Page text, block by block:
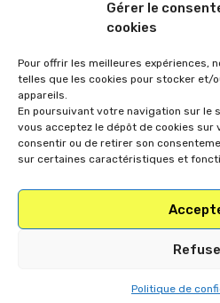
Gérer le
cookies
Pour offrir les meilleures expériences,
telles que les cookies pour stocker et/
appareils.
En poursuivant votre navigation sur le
vous acceptez le dépôt de cookies sur
consentir ou de retirer son
sur certaines caractéristiques et
Politique de